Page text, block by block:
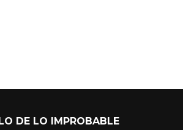
DE LO IMPROBABLE